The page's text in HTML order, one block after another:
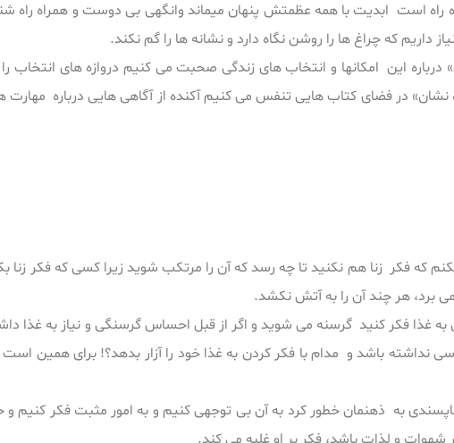
راه است ابدیت با همه عظمتش پنهان میماند وانگهی بی دوست و همراه راه
که چراغ ها را روشن نگاه دارد و نشانه ها را گم نکند.
این امکانها و انتخاب های زندگی صحبت می کنیم دروازه های انتخاب
نشان» در فضای کتاب هایی تنفس می کنیم آکنده از آگاهی هایی درباره
که فکر زنا هم نکنید تا چه رسد که آن را مرتکب شوید زیرا کسی که فکر
می برد، هر چند آن را به آتش نکشد.
به غذا فکر کنید گرسنه می شوید و اگر از قبل احساس گرسنگی و نیاز به غذا
نداشته باشد و مدام با فکر کردن به غذا خود را آزار بدهد؟! برای همین
به ذهنمان خطور کرد به آن بی توجهی کنیم و به امور مثبت فکر کنیم و